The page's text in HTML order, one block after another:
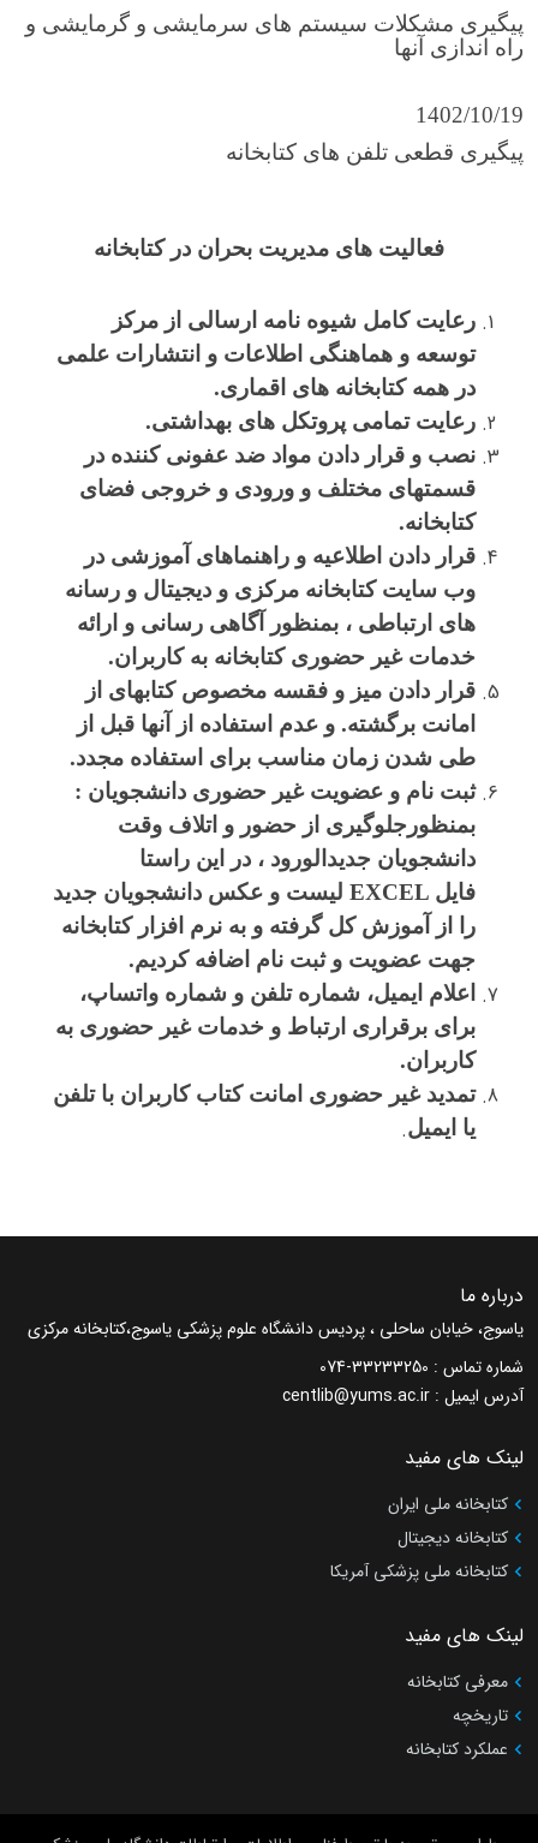
پیگیری مشکلات سیستم های سرمایشی و گرمایشی و
راه اندازی آنها
1402/10/19
پیگیری قطعی تلفن های کتابخانه
فعالیت های مدیریت بحران در کتابخانه
رعایت کامل شیوه نامه ارسالی از مرکز
توسعه و هماهنگی اطلاعات و انتشارات علمی
در همه کتابخانه های اقماری.
رعایت تمامی پروتکل های بهداشتی.
نصب و قرار دادن مواد ضد عفونی کننده در
قسمتهای مختلف و ورودی و خروجی فضای
کتابخانه.
قرار دادن اطلاعیه و راهنماهای آموزشی در
وب سایت کتابخانه مرکزی و دیجیتال و رسانه
های ارتباطی ، بمنظور آگاهی رسانی و ارائه
خدمات غیر حضوری کتابخانه به کاربران.
قرار دادن میز و فقسه مخصوص کتابهای از
امانت برگشته. و عدم استفاده از آنها قبل از
طی شدن زمان مناسب برای استفاده مجدد.
ثبت نام و عضویت غیر حضوری دانشجویان :
بمنظورجلوگیری از حضور و اتلاف وقت
دانشجویان جدیدالورود ، در این راستا
فایل EXCEL لیست و عکس دانشجویان جدید
را از آموزش کل گرفته و به نرم افزار کتابخانه
جهت عضویت و ثبت نام اضافه کردیم.
اعلام ایمیل، شماره تلفن و شماره واتساپ،
برای برقراری ارتباط و خدمات غیر حضوری به
کاربران.
تمدید غیر حضوری امانت کتاب کاربران با تلفن
یا ایمیل.
درباره ما
یاسوج، خیابان ساحلی ، پردیس دانشگاه علوم پزشکی یاسوج،کتابخانه مرکزی
شماره تماس : 074-33233250
آدرس ایمیل :
لینک های مفید
کتابخانه ملی ایران
کتابخانه دیجیتال
کتابخانه ملی پزشکی آمریکا
لینک های مفید
معرفی کتابخانه
تاریخچه
عملکرد کتابخانه